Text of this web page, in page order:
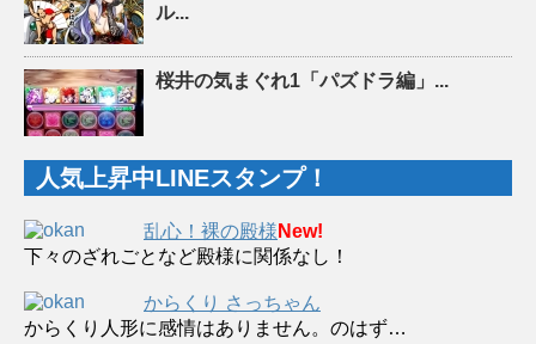
ル...
桜井の気まぐれ1「パズドラ編」...
人気上昇中LINEスタンプ！
乱心！裸の殿様 New!
下々のざれごとなど殿様に関係なし！
からくり さっちゃん
からくり人形に感情はありません。のはず…